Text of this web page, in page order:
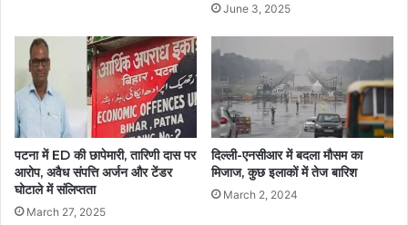
June 3, 2025
पटना में ED की छापेमारी, तारिणी दास पर
आरोप, अवैध संपत्ति अर्जन और टेंडर
घोटाले में संलिप्तता
March 27, 2025
दिल्ली-एनसीआर में बदला मौसम का
मिजाज, कुछ इलाकों में तेज बारिश
March 2, 2024